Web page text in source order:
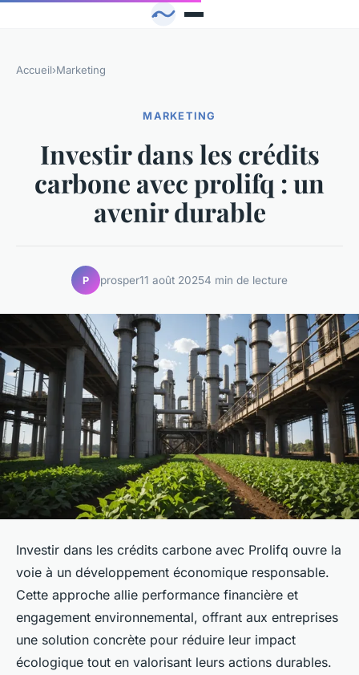
Accueil›Marketing
MARKETING
Investir dans les crédits
carbone avec prolifq : un
avenir durable
P prosper11 août 20254 min de lecture
Investir dans les crédits carbone avec Prolifq ouvre la
voie à un développement économique responsable.
Cette approche allie performance financière et
engagement environnemental, offrant aux entreprises
une solution concrète pour réduire leur impact
écologique tout en valorisant leurs actions durables.